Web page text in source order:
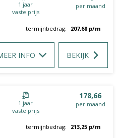
1 jaar
vaste prijs
per maand
termijnbedrag: 207,68 p/m
INFO BEKIJK
1 jaar
vaste prijs
178,66
per maand
termijnbedrag: 213,25 p/m